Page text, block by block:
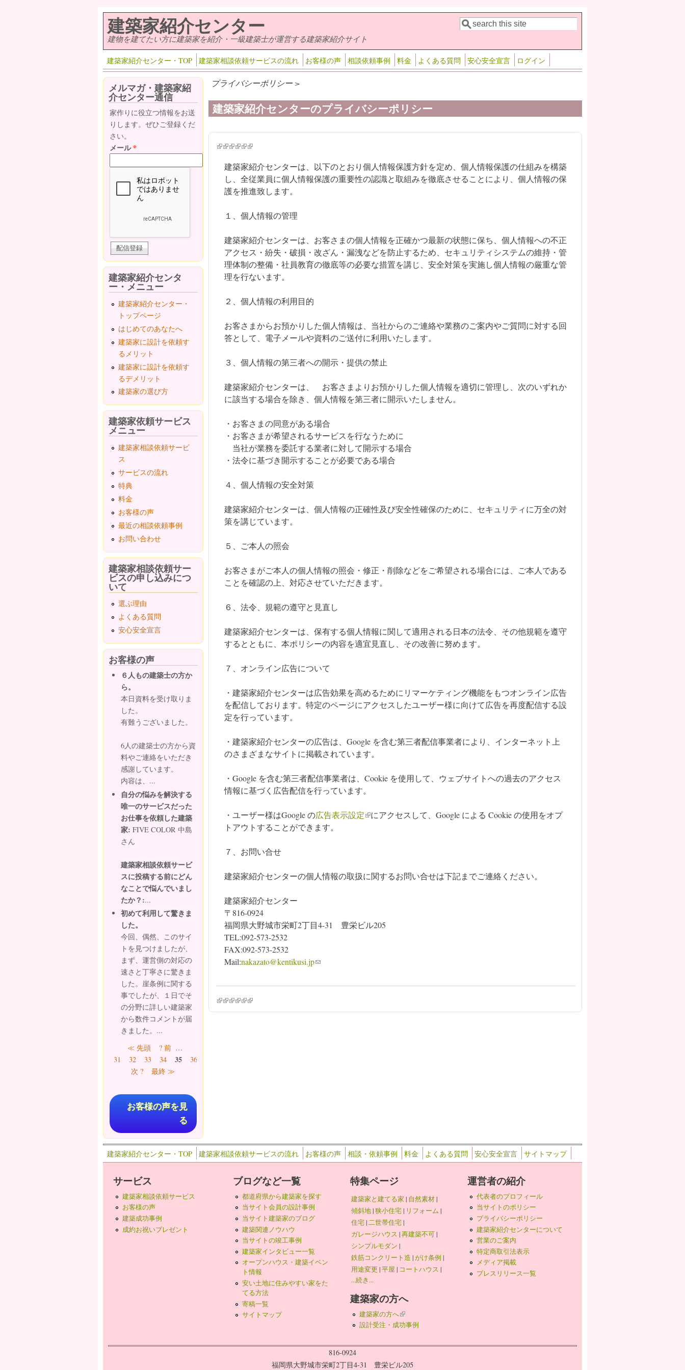
建築家紹介センター
建物を建てたい方に建築家を紹介・一級建築士が運営する建築家紹介サイト 検索フォーム
検索
建築家紹介センター・TOP 建築家相談依頼サービスの流れ お客様の声 相談依頼事例 料金 よくある質問 安心安全宣言 ログイン
プライバシーポリシー >
建築家紹介センターのプライバシーポリシー
(link is external)
(link is external)
(link is external)
(link is external)
(link is external)
(link is external)
建築家紹介センターは、以下のとおり個人情報保護方針を定め、個人情報保護の仕組みを構築
し、全従業員に個人情報保護の重要性の認識と取組みを徹底させることにより、個人情報の保
護を推進致します。
１、個人情報の管理
建築家紹介センターは、お客さまの個人情報を正確かつ最新の状態に保ち、個人情報への不正
アクセス・紛失・破損・改ざん・漏洩などを防止するため、セキュリティシステムの維持・管
理体制の整備・社員教育の徹底等の必要な措置を講じ、安全対策を実施し個人情報の厳重な管
理を行ないます。
２、個人情報の利用目的
お客さまからお預かりした個人情報は、当社からのご連絡や業務のご案内やご質問に対する回
答として、電子メールや資料のご送付に利用いたします。
３、個人情報の第三者への開示・提供の禁止
建築家紹介センターは、 お客さまよりお預かりした個人情報を適切に管理し、次のいずれか
に該当する場合を除き、個人情報を第三者に開示いたしません。
・お客さまの同意がある場合
・お客さまが希望されるサービスを行なうために
当社が業務を委託する業者に対して開示する場合
・法令に基づき開示することが必要である場合
４、個人情報の安全対策
建築家紹介センターは、個人情報の正確性及び安全性確保のために、セキュリティに万全の対
策を講じています。
５、ご本人の照会
お客さまがご本人の個人情報の照会・修正・削除などをご希望される場合には、ご本人である
ことを確認の上、対応させていただきます。
６、法令、規範の遵守と見直し
建築家紹介センターは、保有する個人情報に関して適用される日本の法令、その他規範を遵守
するとともに、本ポリシーの内容を適宜見直し、その改善に努めます。
７、オンライン広告について
・建築家紹介センターは広告効果を高めるためにリマーケティング機能をもつオンライン広告
を配信しております。特定のページにアクセスしたユーザー様に向けて広告を再度配信する設
定を行っています。
・建築家紹介センターの広告は、Google を含む第三者配信事業者により、インターネット上
のさまざまなサイトに掲載されています。
・Google を含む第三者配信事業者は、Cookie を使用して、ウェブサイトへの過去のアクセス
情報に基づく広告配信を行っています。
・ユーザー様はGoogle の広告表示設定(link is external)
にアクセスして、Google による Cookie の使用をオプ
トアウトすることができます。
７、お問い合せ
建築家紹介センターの個人情報の取扱に関するお問い合せは下記までご連絡ください。
建築家紹介センター
〒816‐0924
福岡県大野城市栄町2丁目4-31 豊栄ビル205
TEL:092-573-2532
FAX:092-573-2532
Mail:nakazato@kentikusi.jp(link sends e-mail)
(link is external)
(link is external)
(link is external)
(link is external)
(link is external)
(link is external)
メルマガ・建築家紹
介センター通信
家作りに役立つ情報をお送
りします。ぜひご登録くだ
さい。
メール*
建築家紹介センタ
ー・メニュー
建築家紹介センター・
トップページ
はじめてのあなたへ
建築家に設計を依頼す
るメリット
建築家に設計を依頼す
るデメリット
建築家の選び方
建築家依頼サービス
メニュー
建築家相談依頼サービ
ス
サービスの流れ
特典
料金
お客様の声
最近の相談依頼事例
お問い合わせ
建築家相談依頼サー
ビスの申し込みにつ
いて
選ぶ理由
よくある質問
安心安全宣言
お客様の声
６人もの建築士の方か
ら。
本日資料を受け取りま
した。
有難うございました。
6人の建築士の方から資
料やご連絡をいただき
感謝しています。
内容は、...
自分の悩みを解決する
唯一のサービスだった
お仕事を依頼した建築
家: FIVE COLOR 中島
さん
建築家相談依頼サービ
スに投稿する前にどん
なことで悩んでいまし
たか？:...
初めて利用して驚きま
した。
今回、偶然、このサイ
トを見つけましたが、
まず、運営側の対応の
速さと丁寧さに驚きま
した。崖条例に関する
事でしたが、１日でそ
の分野に詳しい建築家
から数件コメントが届
きました。...
ページ≪ 先頭 ? 前 …
31
32 33 34 35 36
次 ?
最終 ≫
お客様の声を見
る
建築家紹介センター・TOP 建築家相談依頼サービスの流れ お客様の声 相談・依頼事例 料金 よくある質問 安心安全宣言 サイトマップ
サービス
建築家相談依頼サービス
お客様の声
建築成功事例
成約お祝いプレゼント
ブログなど一覧
都道府県から建築家を探す
当サイト会員の設計事例
当サイト建築家のブログ
建築関連ノウハウ
当サイトの竣工事例
建築家インタビュー一覧
オープンハウス・建築イベン
ト情報
安い土地に住みやすい家をた
てる方法
寄稿一覧
サイトマップ
特集ページ
建築家と建てる家 | 自然素材|
傾斜地|狭小住宅| リフォーム |
住宅|二世帯住宅|
ガレージハウス |再建築不可|
シンプルモダン |
鉄筋コンクリート造 |がけ条例 |
用途変更 |平屋 | コートハウス |
...続き...
建築家の方へ
建築家の方へ(link is external)
設計受注・成功事例
運営者の紹介
代表者のプロフィール
当サイトのポリシー
プライバシーポリシー
建築家紹介センターについて
営業のご案内
特定商取引法表示
メディア掲載
プレスリリース一覧
816-0924
福岡県大野城市栄町2丁目4-31 豊栄ビル205